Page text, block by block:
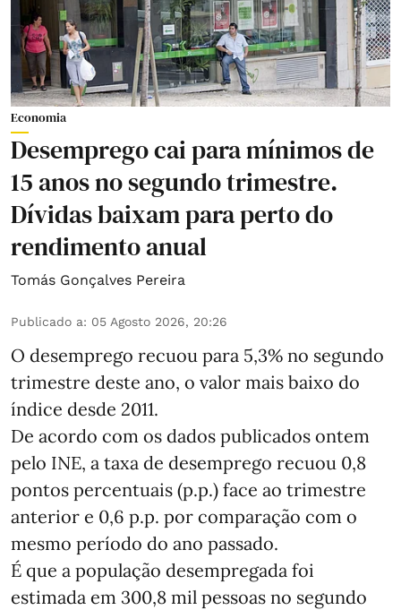
Economia
Desemprego cai para mínimos de
15 anos no segundo trimestre.
Dívidas baixam para perto do
rendimento anual
Tomás Gonçalves Pereira
Publicado a: 05 Agosto 2026, 20:26
O desemprego recuou para 5,3% no segundo
trimestre deste ano, o valor mais baixo do
índice desde 2011.
De acordo com os dados publicados ontem
pelo INE, a taxa de desemprego recuou 0,8
pontos percentuais (p.p.) face ao trimestre
anterior e 0,6 p.p. por comparação com o
mesmo período do ano passado.
É que a população desempregada foi
estimada em 300,8 mil pessoas no segundo